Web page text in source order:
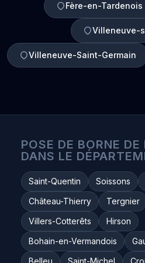
Fère-en-Tardenois
Villeneuve-
Villeneuve-Saint-Germain
POSE DE BORNE DE
DANS LE
Saint-Quentin Soissons
Château-Thierry
Tergnier
Villers-Cotterêts
Hirson
Bohain-en-Vermandois
Belleu
Saint-Michel